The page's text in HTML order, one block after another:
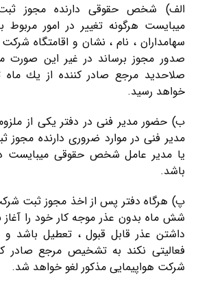
الف) شخص حقوقی دارنده مجوز
میبایست هرگونه تغییر در امور
سهامداران ، نام ، نشان و اقامتگاه
صدور مجوز برساند در غیر این صورت
صلاحدید مرجع صادر كننده از یك ماه
خواهد رسید.
ب) حضور مدیر فنی در دفتر یکی از
مدیر فنی در موارد ضروری دارنده مجوز
یا مدیر عامل شخص حقوقی میبایست
باشد.
پ) هرگاه دفتر پس از اخذ مجوز ثبت
شش ماه بدون عذر موجه کار خود را آغاز
داشتن عذر قابل قبول ، تعطیل باشد
فعالیتی نکند به تشخیص مرجع صادر
شرکت هواپیمایی مذکور لغو خواهد شد.